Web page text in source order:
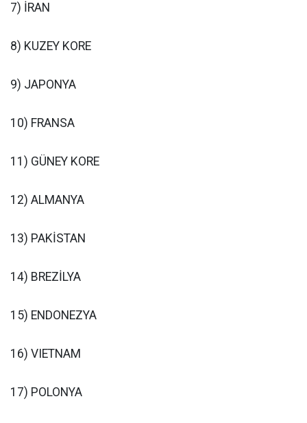
7) İRAN
8) KUZEY KORE
9) JAPONYA
10) FRANSA
11) GÜNEY KORE
12) ALMANYA
13) PAKİSTAN
14) BREZİLYA
15) ENDONEZYA
16) VIETNAM
17) POLONYA